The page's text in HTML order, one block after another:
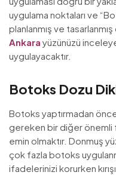
uygulama noktaları ve
planlanmış ve tasarlanmış
Ankara yüzünüzü
uygulayacaktır.
Botoks Dozu
Botoks yaptırmadan
gereken bir diğer önemli
emin olmaktır. Donmuş
çok fazla botoks
ifadelerinizi korurken